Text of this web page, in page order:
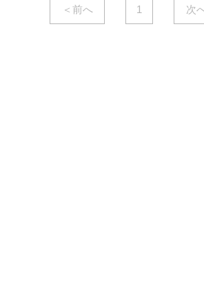
＜前へ 1 次